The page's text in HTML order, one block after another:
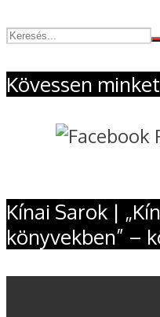
Kövessen
Kínai Sarok |
könyvekben” –